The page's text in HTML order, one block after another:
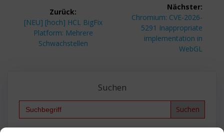
Zurück:
Vorheriger
Beitrag:
[NEU] [hoch] HCL BigFix
Platform: Mehrere
Schwachstellen
Nächster:
Nächster
Beitrag:
Chromium: CVE-2026-
5291 Inappropriate
implementation in
WebGL
Suchen
Search